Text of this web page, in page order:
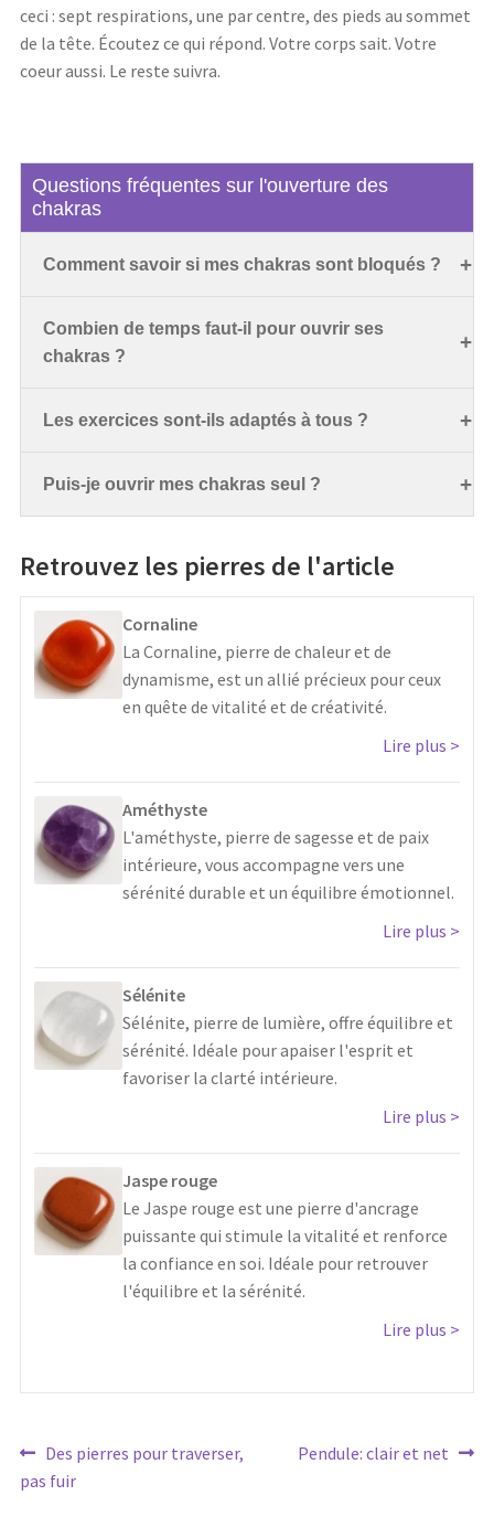
ceci : sept respirations, une par centre, des pieds au sommet
de la tête. Écoutez ce qui répond. Votre corps sait. Votre
coeur aussi. Le reste suivra.
Questions fréquentes sur l'ouverture des
chakras
Comment savoir si mes chakras sont bloqués ?
Combien de temps faut-il pour ouvrir ses
chakras ?
Les exercices sont-ils adaptés à tous ?
Puis-je ouvrir mes chakras seul ?
Retrouvez les pierres de l'article
Cornaline
La Cornaline, pierre de chaleur et de
dynamisme, est un allié précieux pour ceux
en quête de vitalité et de créativité.
Lire plus
Améthyste
L'améthyste, pierre de sagesse et de paix
intérieure, vous accompagne vers une
sérénité durable et un équilibre émotionnel.
Lire plus
Sélénite
Sélénite, pierre de lumière, offre équilibre et
sérénité. Idéale pour apaiser l'esprit et
favoriser la clarté intérieure.
Lire plus
Jaspe rouge
Le Jaspe rouge est une pierre d'ancrage
puissante qui stimule la vitalité et renforce
la confiance en soi. Idéale pour retrouver
l'équilibre et la sérénité.
Lire plus
Navigation
Article
précédent :
Des pierres pour traverser,
pas fuir
Article
Pendule: clair et net